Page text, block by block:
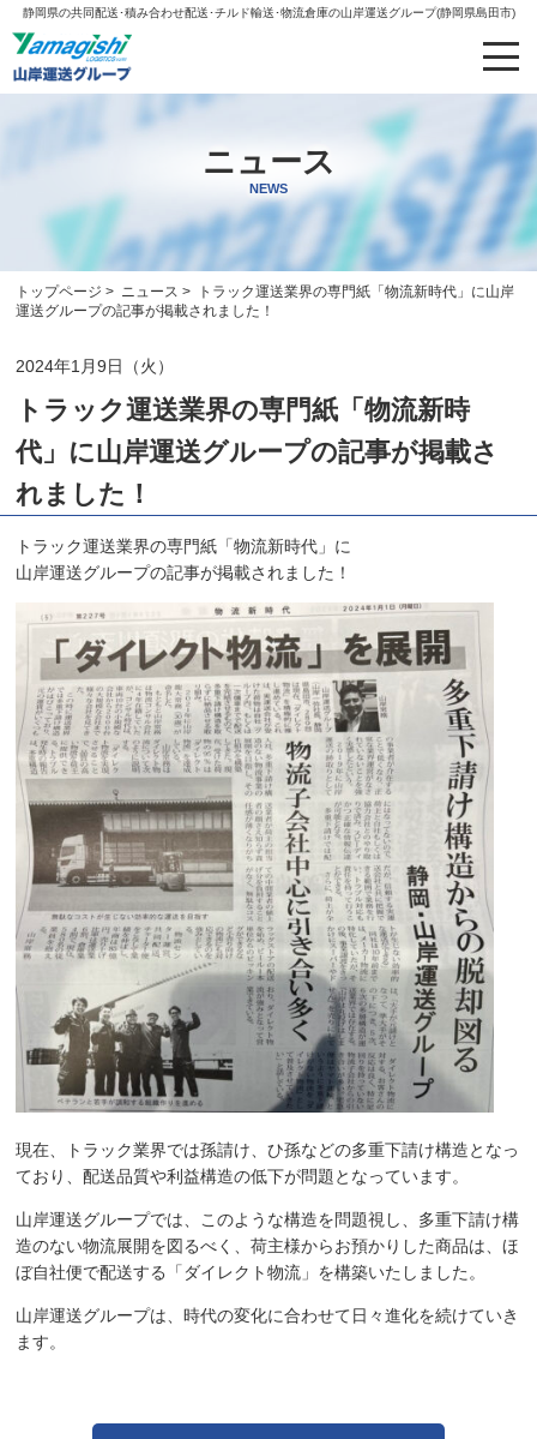
静岡県の共同配送･積み合わせ配送･チルド輸送･物流倉庫の山岸運送グループ(静岡県島田市)
ニュース
NEWS
トップページ > ニュース > トラック運送業界の専門紙「物流新時代」に山岸
運送グループの記事が掲載されました！
2024年1月9日（火）
トラック運送業界の専門紙「物流新時
代」に山岸運送グループの記事が掲載さ
れました！
トラック運送業界の専門紙「物流新時代 」に
山岸運送グループの記事が掲載されました！
現在、トラック業界では孫請け、ひ孫などの多重下請け構造となっ
ており、配送品質や利益構造の低下が問題となっています。
山岸運送グループでは、このような構造を問題視し、多重下請け構
造のない物流展開を図るべく、荷主様からお預かりした商品は、ほ
ぼ自社便で配送する「ダイレクト物流」を構築いたしました。
山岸運送グループは、時代の変化に合わせて日々進化を続けていき
ます。